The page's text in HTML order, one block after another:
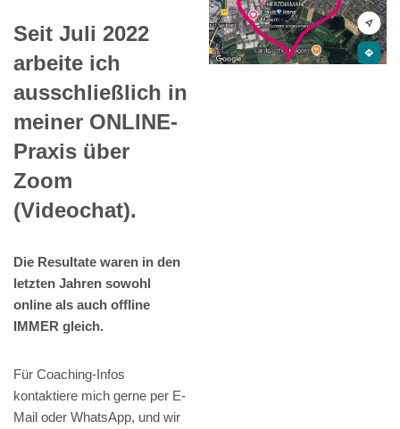
Seit Juli 2022
arbeite ich
ausschließlich in
meiner ONLINE-
Praxis über
Zoom
(Videochat).
Die Resultate waren in den
letzten Jahren sowohl
online als auch offline
IMMER gleich.
Für Coaching-Infos
kontaktiere mich gerne per E-
Mail oder WhatsApp, und wir